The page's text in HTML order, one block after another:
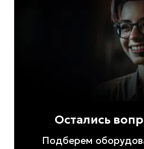
Остались
Подберем